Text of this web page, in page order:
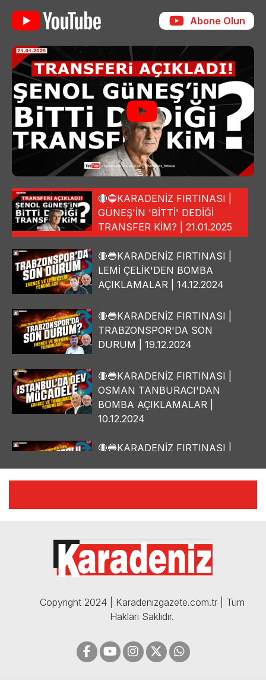
Abone Olun
🔴🔵KARADENİZ FIRTINASI |
GÜNEŞ'İN 'BİTTİ' DEDİĞİ
TRANSFER KİM? | 21.01.2025
🔴🔵KARADENİZ FIRTINASI |
LEMİ ÇELİK'DEN BOMBA
AÇIKLAMALAR | 14.12.2024
🔴🔵KARADENİZ FIRTINASI |
TRABZONSPOR'DA SON
DURUM | 19.12.2024
🔴🔵KARADENİZ FIRTINASI |
OSMAN TANBURACI'DAN
BOMBA AÇIKLAMALAR |
10.12.2024
🔴🔵KARADENİZ FIRTINASI |
🔴🔵KARADENİZ FIRTINASI |
05.12.2024
Copyright 2024 | Karadenizgazete.com.tr | Tüm
Hakları Saklıdır.